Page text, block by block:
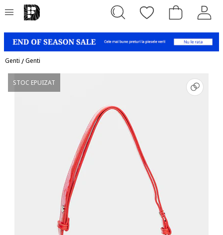
Genti /Genti
STOC EPUIZAT